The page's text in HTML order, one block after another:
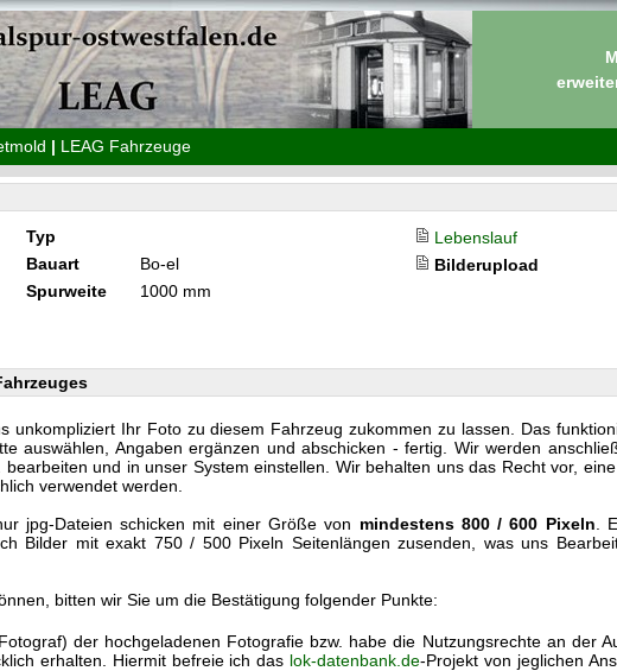
| LEAG Fahrzeuge
Typ
Lebenslauf
Bauart Bo-el
Bilderupload
Spurweite 1000 mm
unkompliziert Ihr Foto zu diesem Fahrzeug zukommen zu lassen. Das
auswählen, Angaben ergänzen und abschicken - fertig. Wir werden
und in unser System einstellen. Wir behalten uns das Recht vor,
verwendet werden.
jpg-Dateien schicken mit einer Größe von mindestens 800 / 600 Pixeln .
Bilder mit exakt 750 / 500 Pixeln Seitenlängen zusenden, was uns
bitten wir Sie um die Bestätigung folgender Punkte:
der hochgeladenen Fotografie bzw. habe die Nutzungsrechte an der
erhalten. Hiermit befreie ich das lok-datenbank.de-Projekt von jeglichen